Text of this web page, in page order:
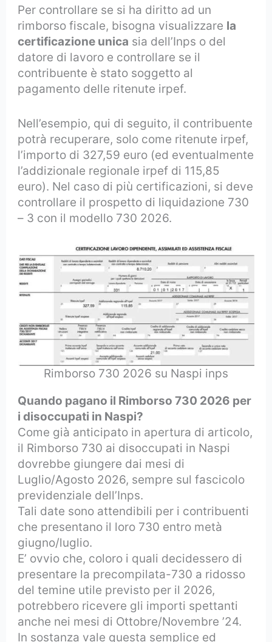
Per controllare se si ha diritto ad un
rimborso fiscale, bisogna visualizzare la
certificazione unica sia dell’Inps o del
datore di lavoro e controllare se il
contribuente è stato soggetto al
pagamento delle ritenute irpef.
Nell’esempio, qui di seguito, il contribuente
potrà recuperare, solo come ritenute irpef,
l’importo di 327,59 euro (ed eventualmente
l’addizionale regionale irpef di 115,85
euro). Nel caso di più certificazioni, si deve
controllare il prospetto di liquidazione 730
– 3 con il modello 730 2026.
Rimborso 730 2026 su Naspi inps
Quando pagano il Rimborso 730 2026 per
i disoccupati in Naspi?
Come già anticipato in apertura di articolo,
il Rimborso 730 ai disoccupati in Naspi
dovrebbe giungere dai mesi di
Luglio/Agosto 2026, sempre sul fascicolo
previdenziale dell’Inps.
Tali date sono attendibili per i contribuenti
che presentano il loro 730 entro metà
giugno/luglio.
E’ ovvio che, coloro i quali decidessero di
presentare la precompilata-730 a ridosso
del temine utile previsto per il 2026,
potrebbero ricevere gli importi spettanti
anche nei mesi di Ottobre/Novembre ’24.
In sostanza vale questa semplice ed